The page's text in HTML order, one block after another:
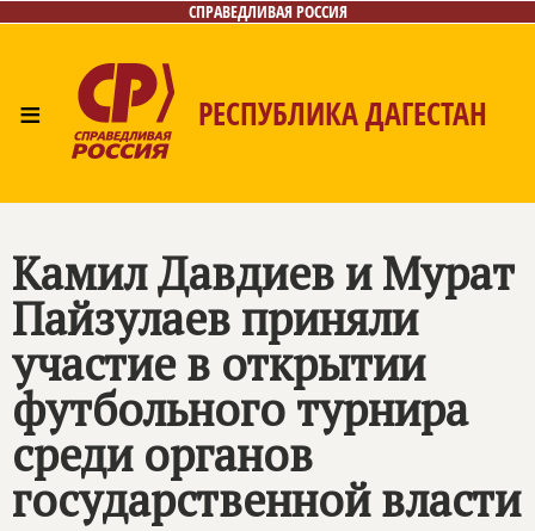
СПРАВЕДЛИВАЯ РОССИЯ
≡ РЕСПУБЛИКА ДАГЕСТАН
Камил Давдиев и Мурат
Пайзулаев приняли
участие в открытии
футбольного турнира
среди органов
государственной власти